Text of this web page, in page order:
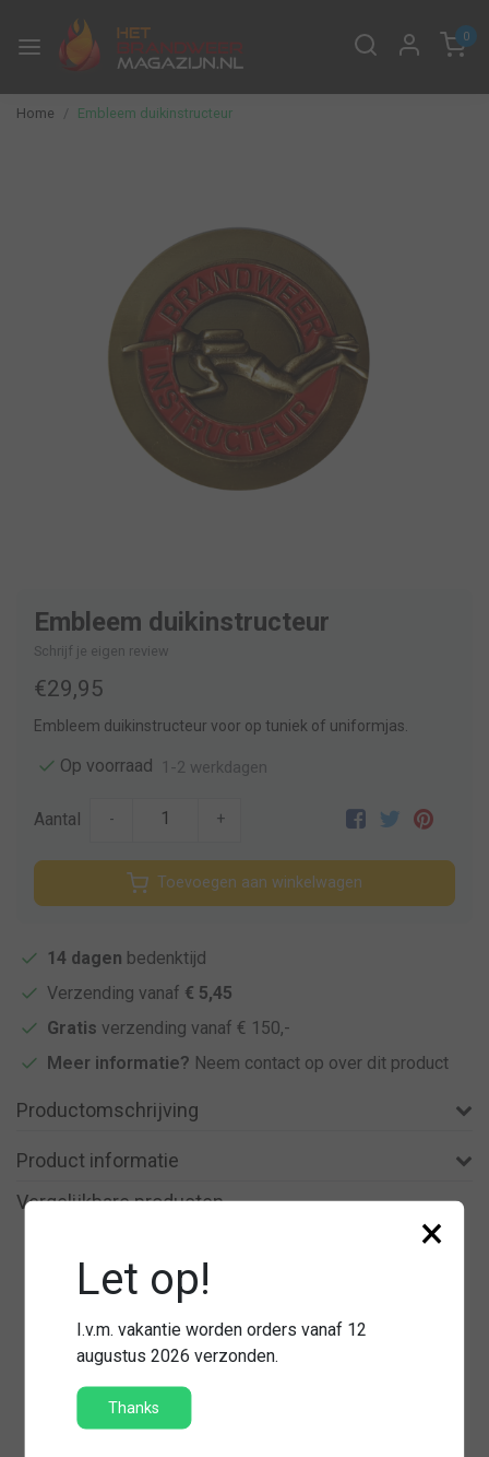
0
Home Embleem duikinstructeur
Embleem duikinstructeur
Schrijf je eigen review
€29,95
Embleem duikinstructeur voor op tuniek of uniformjas.
Op voorraad 1-2 werkdagen
Aantal - +
Toevoegen aan winkelwagen
14 dagen bedenktijd
Verzending vanaf € 5,45
Gratis verzending vanaf € 150,-
Meer informatie? Neem contact op over dit product
Productomschrijving
Product informatie
Vergelijkbare producten
×
Let op!
I.v.m. vakantie worden orders vanaf 12
augustus 2026 verzonden.
Thanks